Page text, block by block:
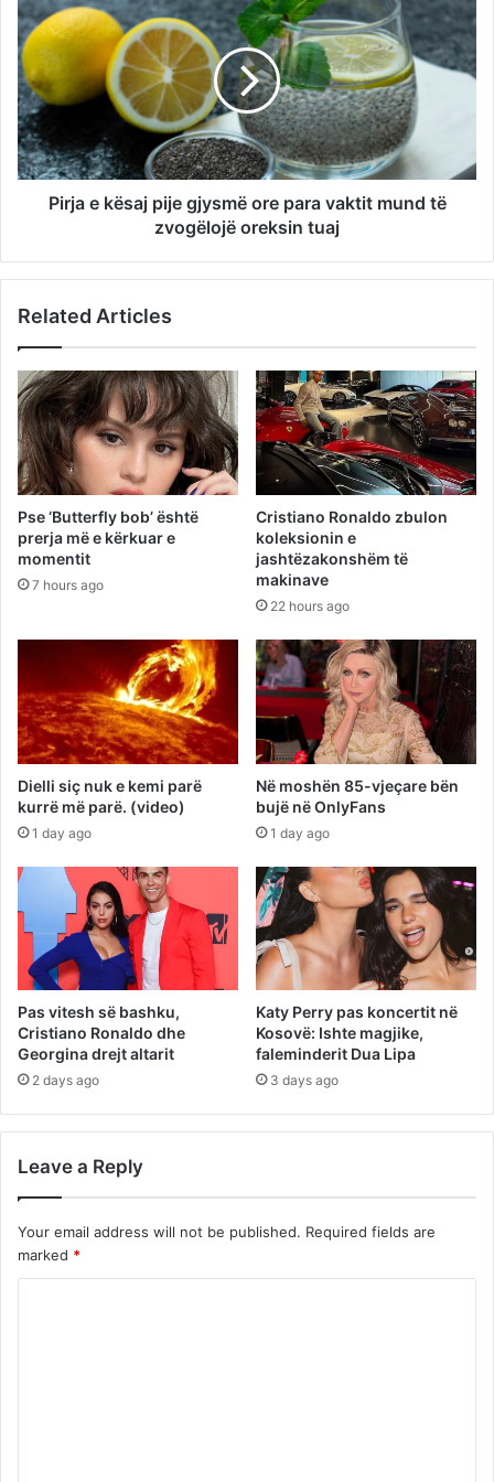
Pirja e kësaj pije gjysmë ore para vaktit mund të
zvogëlojë oreksin tuaj
Related Articles
Pse ‘Butterfly bob’ është
prerja më e kërkuar e
momentit
7 hours ago
Cristiano Ronaldo zbulon
koleksionin e
jashtëzakonshëm të
makinave
22 hours ago
Dielli siç nuk e kemi parë
kurrë më parë. (video)
1 day ago
Në moshën 85-vjeçare bën
bujë në OnlyFans
1 day ago
Pas vitesh së bashku,
Cristiano Ronaldo dhe
Georgina drejt altarit
2 days ago
Katy Perry pas koncertit në
Kosovë: Ishte magjike,
faleminderit Dua Lipa
3 days ago
Leave a Reply
Your email address will not be published. Required fields are
marked *